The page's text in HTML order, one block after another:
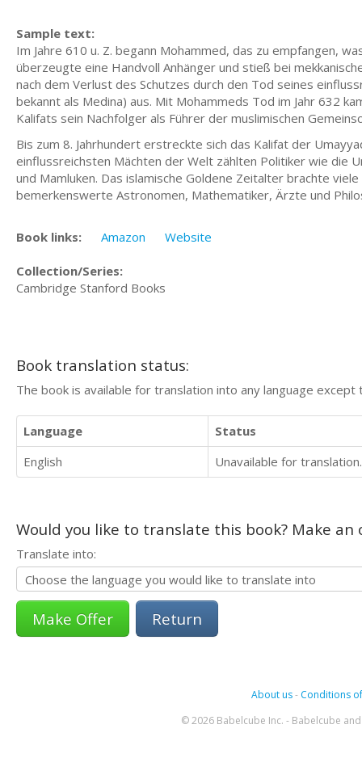
Sample text:
Im Jahre 610 u. Z. begann Mohammed, das zu empfangen,
überzeugte eine Handvoll Anhänger und stieß bei
nach dem Verlust des Schutzes durch den Tod seines
bekannt als Medina) aus. Mit Mohammeds Tod im Jahr 632
Kalifats sein Nachfolger als Führer der muslimischen
Bis zum 8. Jahrhundert erstreckte sich das Kalifat der
einflussreichsten Mächten der Welt zählten Politiker wie die
und Mamluken. Das islamische Goldene Zeitalter brachte
bemerkenswerte Astronomen, Mathematiker, Ärzte und
Book links: Amazon Website
Collection/Series:
Cambridge Stanford Books
Book translation status:
The book is available for translation into any language
Language
Status
English
Unavailable for translation.
Would you like to translate this book? Make
Translate into:
Return
About us- Conditions
© 2026 Babelcube Inc. - Babelcube